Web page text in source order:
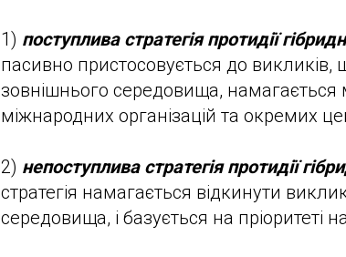
1) поступлива стратегія протидії
пасивно пристосовується до
зовнішнього середовища,
міжнародних організацій та окремих
2) непоступлива стратегія протидії
стратегія намагається відкинути
середовища, і базується на пріоритеті